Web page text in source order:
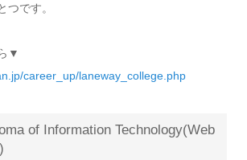
つです。
▼
career_up/laneway_college.php
of Information Technology(Web